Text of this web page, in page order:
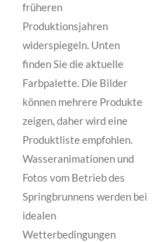
früheren
Produktionsjahren
widerspiegeln. Unten
finden Sie die aktuelle
Farbpalette. Die Bilder
können mehrere Produkte
zeigen, daher wird eine
Produktliste empfohlen.
Wasseranimationen und
Fotos vom Betrieb des
Springbrunnens werden bei
idealen
Wetterbedingungen